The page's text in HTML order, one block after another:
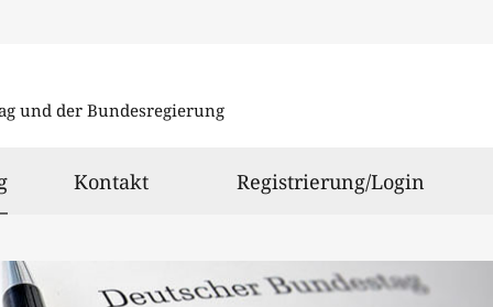
und der Bundesregierung
ausgewählt
Kontakt Registrierung/Login